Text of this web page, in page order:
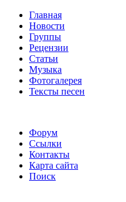
Главная
Новости
Группы
Рецензии
Статьи
Музыка
Фотогалерея
Тексты песен
Форум
Ссылки
Контакты
Карта сайта
Поиск